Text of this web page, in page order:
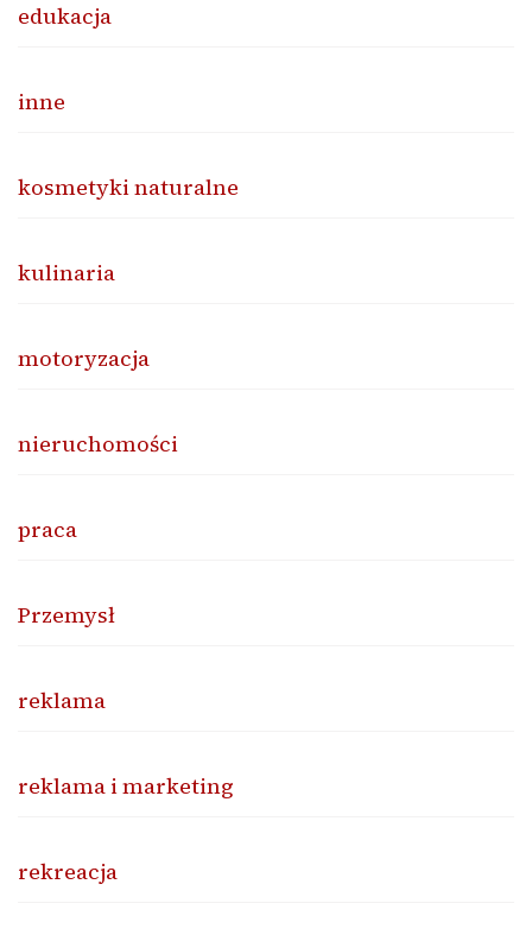
edukacja
inne
kosmetyki naturalne
kulinaria
motoryzacja
nieruchomości
praca
Przemysł
reklama
reklama i marketing
rekreacja